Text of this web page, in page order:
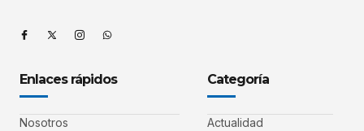
Enlaces rápidos
Nosotros
Categoría
Actualidad